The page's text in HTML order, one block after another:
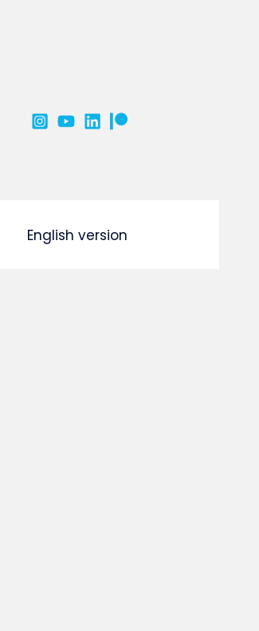
English version